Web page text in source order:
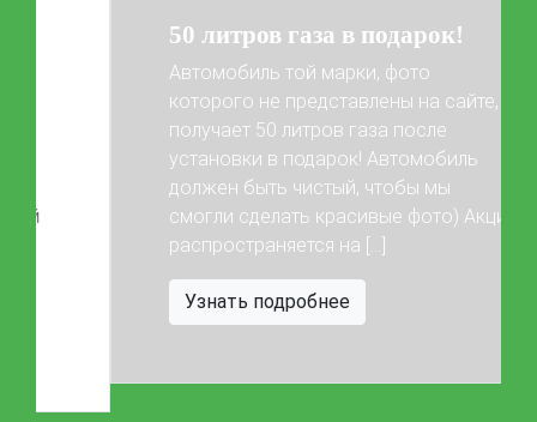
Регистрация ГБО в ГИБДД
Документы для регистрации
50 литров газа в подарок!
Автомобиль той марки, фото
которого не представлены на сайте,
получает 50 литров газа после
установки в подарок! Автомобиль
должен быть чистый, чтобы мы
смогли сделать красивые фото) Акция
распространяется на […]
Узнать подробнее